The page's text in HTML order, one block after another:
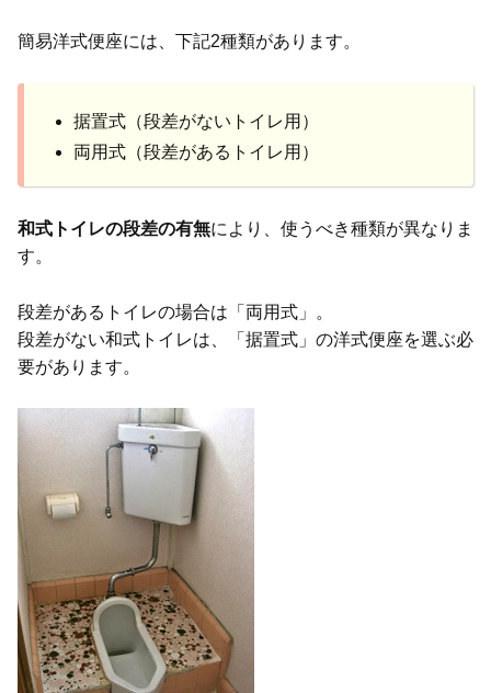
簡易洋式便座には、下記2種類があります。
据置式（段差がないトイレ用）
両用式（段差があるトイレ用）
和式トイレの段差の有無により、使うべき種類が異なりま
す。
段差があるトイレの場合は「両用式」。
段差がない和式トイレは、「据置式」の洋式便座を選ぶ必
要があります。